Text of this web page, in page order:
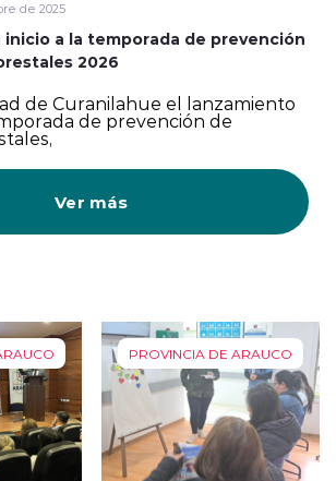
de 2025
inicio a la temporada de prevención
2026
de Curanilahue el lanzamiento
de prevención de
Ver más
PROVINCIA DE ARAUCO